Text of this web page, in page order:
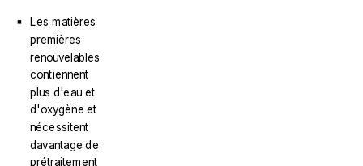
Les matières
premières
renouvelables
contiennent
plus d'eau et
d'oxygène et
nécessitent
davantage de
prétraitement